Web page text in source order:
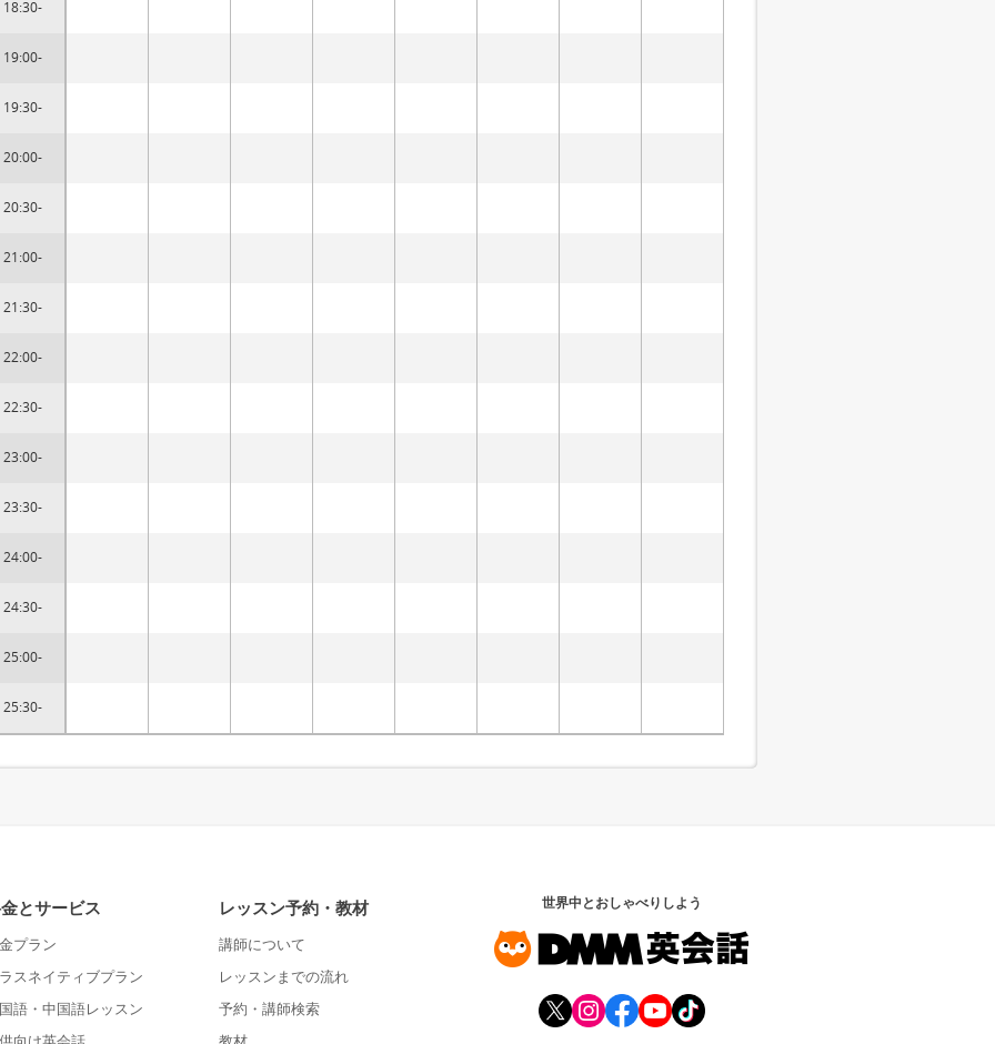
18:30-
19:00-
19:30-
20:00-
20:30-
21:00-
21:30-
22:00-
22:30-
23:00-
23:30-
24:00-
24:30-
25:00-
25:30-
とサービス
プラン
スネイティブプラン
語・中国語レッスン
レッスン予約・教材
講師について
レッスンまでの流れ
予約・講師検索
世界中とおしゃべりしよう